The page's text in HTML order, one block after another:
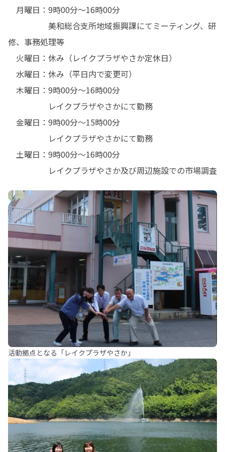
月曜日：9時00分～16時00分
美和総合支所地域振興課にてミーティング、研
修、事務処理等
火曜日：休み（レイクプラザやさか定休日）
水曜日：休み（平日内で変更可）
木曜日：9時00分～16時00分
レイクプラザやさかにて勤務
金曜日：9時00分～15時00分
レイクプラザやさかにて勤務
土曜日：9時00分～16時00分
レイクプラザやさか及び周辺施設での市場調査
活動拠点となる「レイクプラザやさか」